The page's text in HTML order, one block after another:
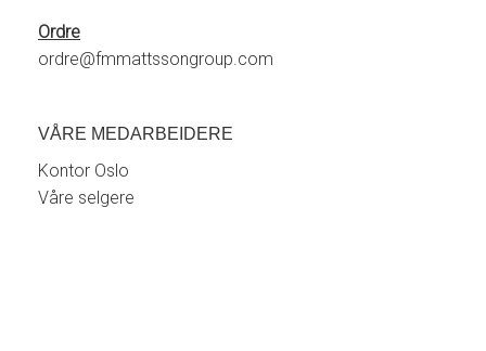
Ordre
ordre@fmmattssongroup.com
VÅRE MEDARBEIDERE
Kontor Oslo
Våre selgere